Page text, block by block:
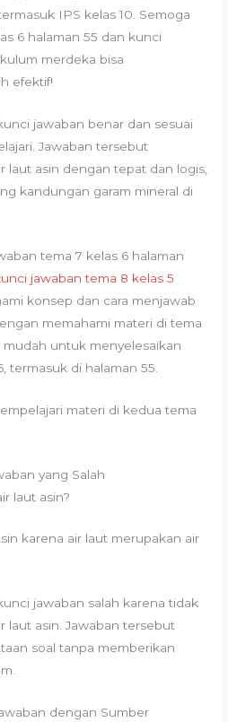
IPS kelas 10. Semoga
6 halaman 55 dan kunci
merdeka bisa
efektif!
jawaban benar dan sesuai
Jawaban tersebut
laut asin dengan tepat dan logis,
kandungan garam mineral di
tema 7 kelas 6 halaman
jawaban tema 8 kelas 5
konsep dan cara menjawab
memahami materi di tema
mudah untuk menyelesaikan
termasuk di halaman 55.
materi di kedua tema
yang Salah
laut asin?
karena air laut merupakan air
jawaban salah karena tidak
laut asin. Jawaban tersebut
soal tanpa memberikan
dengan Sumber